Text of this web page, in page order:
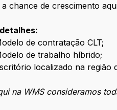
a chance de crescimento
de contratação CLT;
de trabalho híbrido;
localizado na região
na WMS consideramos